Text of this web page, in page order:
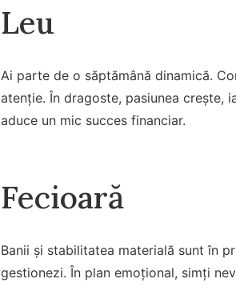
Leu
Ai parte de o săptămână dinamică.
atenție. În dragoste, pasiunea crește,
aduce un mic succes financiar.
Fecioară
Banii și stabilitatea materială sunt în
gestionezi. În plan emoțional, simți